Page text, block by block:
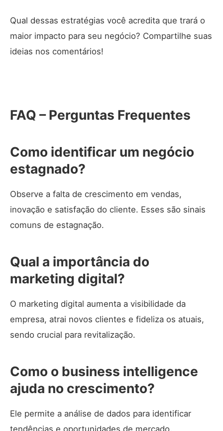
Qual dessas estratégias você acredita que trará o
maior impacto para seu negócio? Compartilhe suas
ideias nos comentários!
FAQ – Perguntas Frequentes
Como identificar um negócio
estagnado?
Observe a falta de crescimento em vendas,
inovação e satisfação do cliente. Esses são sinais
comuns de estagnação.
Qual a importância do
marketing digital?
O marketing digital aumenta a visibilidade da
empresa, atrai novos clientes e fideliza os atuais,
sendo crucial para revitalização.
Como o business intelligence
ajuda no crescimento?
Ele permite a análise de dados para identificar